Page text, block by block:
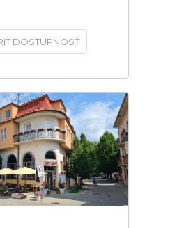
DOSTUPNOSŤ